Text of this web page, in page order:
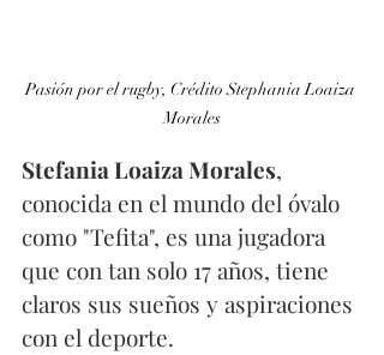
Pasión por el rugby, Crédito Stephania Loaiza
Morales
Stefania Loaiza Morales,
conocida en el mundo del óvalo
como "Tefita", es una jugadora
que con tan solo 17 años, tiene
claros sus sueños y aspiraciones
con el deporte.